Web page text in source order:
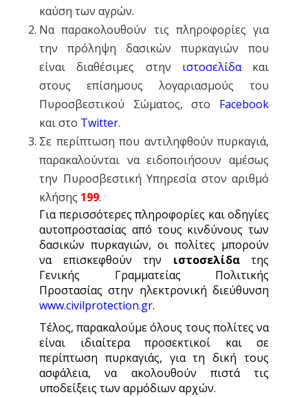
καύση των αγρών.
Να παρακολουθούν τις πληροφορίες για
την πρόληψη δασικών πυρκαγιών που
είναι διαθέσιμες στην ιστοσελίδακαι
στους επίσημους λογαριασμούς του
Πυροσβεστικού Σώματος, στο Facebook
και στο Twitter.
Σε περίπτωση που αντιληφθούν πυρκαγιά,
παρακαλούνται να ειδοποιήσουν αμέσως
την Πυροσβεστική Υπηρεσία στον αριθμό
κλήσης 199.
Για περισσότερες πληροφορίες και οδηγίες
αυτοπροστασίας από τους κινδύνους των
δασικών πυρκαγιών, οι πολίτες μπορούν
να επισκεφθούν την ιστοσελίδατης
Γενικής Γραμματείας Πολιτικής
Προστασίας στην ηλεκτρονική διεύθυνση
www.civilprotection.gr.
Τέλος, παρακαλούμε όλους τους πολίτες να
είναι ιδιαίτερα προσεκτικοί και σε
περίπτωση πυρκαγιάς, για τη δική τους
ασφάλεια, να ακολουθούν πιστά τις
υποδείξεις των αρμόδιων αρχών.